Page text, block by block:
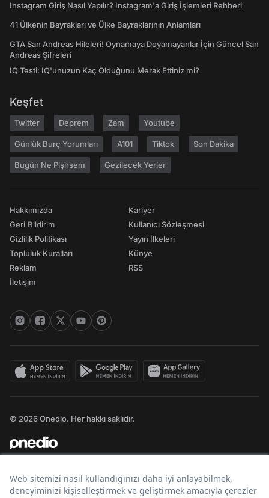
Instagram Giriş Nasıl Yapılır? Instagram'a Giriş İşlemleri Rehberi
41 Ülkenin Bayrakları ve Ülke Bayraklarının Anlamları
GTA San Andreas Hileleri! Oynamaya Doyamayanlar İçin Güncel San
Andreas Şifreleri
IQ Testi: IQ'unuzun Kaç Olduğunu Merak Ettiniz mi?
Keşfet
Twitter Deprem Zam Youtube
Günlük Burç Yorumları A101 Tiktok Son Dakika
Bugün Ne Pişirsem Gezilecek Yerler
Hakkımızda
Geri Bildirim
Gizlilik Politikası
Topluluk Kuralları
Reklam
İletişim
Kariyer
Kullanıcı Sözleşmesi
Yayın İlkeleri
Künye
RSS
© 2026 Onedio. Her hakkı saklıdır.
Bir markasıdır.